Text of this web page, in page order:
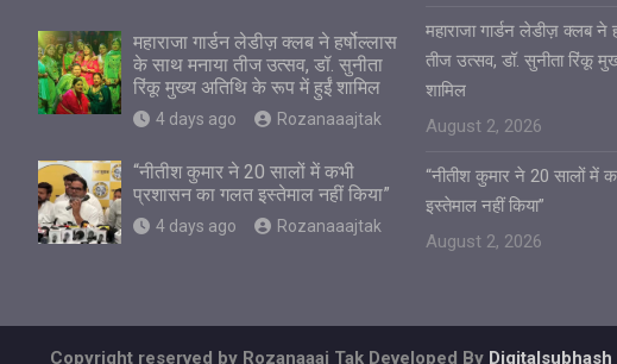
महाराजा गार्डन लेडीज़ क्लब ने हर्षोल्लास
के साथ मनाया तीज उत्सव, डॉ. सुनीता
रिंकू मुख्य अतिथि के रूप में हुईं शामिल
4 days ago Rozanaaajtak
“नीतीश कुमार ने 20 सालों में कभी
प्रशासन का गलत इस्तेमाल नहीं किया”
4 days ago Rozanaaajtak
महाराजा गार्डन लेडीज़ क्लब ने
तीज उत्सव, डॉ. सुनीता रिंकू
शामिल
August 2, 2026
“नीतीश कुमार ने 20 सालों में
इस्तेमाल नहीं किया”
August 2, 2026
Copyright reserved by Rozanaaaj Tak Developed By Digitalsubhash